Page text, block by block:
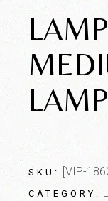
LAMP
SKU: [VIP-
CATEGORY: